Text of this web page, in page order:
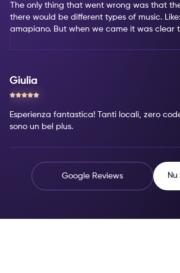
Google Reviews
The only thing that went wrong was that
there would be different types of music.
amapiano. But when we came it was clear
Giulia
Esperienza fantastica! Tanti locali, zero
sono un bel plus.